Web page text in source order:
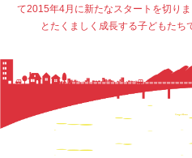
て2015年4月に新たなスタートを切り
とたくましく成長する子どもたち